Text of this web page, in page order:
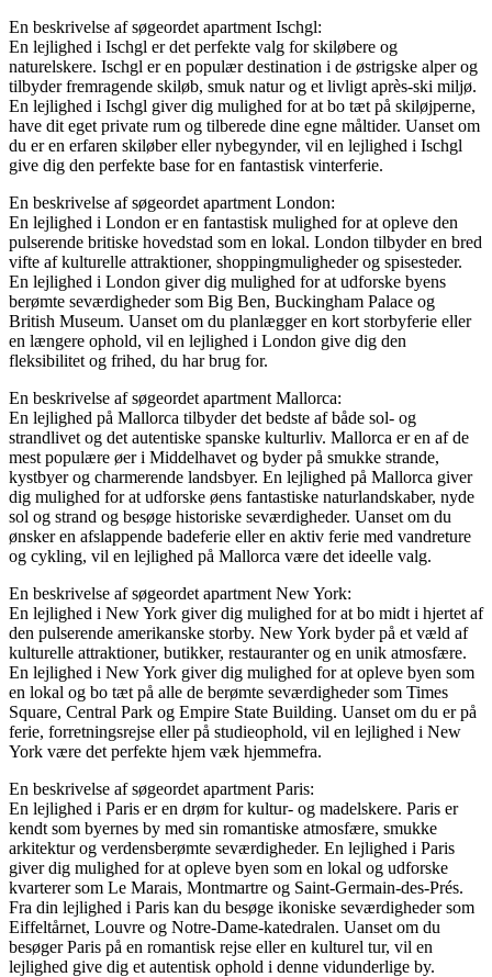
En beskrivelse af søgeordet apartment Ischgl:
En lejlighed i Ischgl er det perfekte valg for skiløbere og
naturelskere. Ischgl er en populær destination i de østrigske alper og
tilbyder fremragende skiløb, smuk natur og et livligt après-ski miljø.
En lejlighed i Ischgl giver dig mulighed for at bo tæt på skiløjperne,
have dit eget private rum og tilberede dine egne måltider. Uanset om
du er en erfaren skiløber eller nybegynder, vil en lejlighed i Ischgl
give dig den perfekte base for en fantastisk vinterferie.
En beskrivelse af søgeordet apartment London:
En lejlighed i London er en fantastisk mulighed for at opleve den
pulserende britiske hovedstad som en lokal. London tilbyder en bred
vifte af kulturelle attraktioner, shoppingmuligheder og spisesteder.
En lejlighed i London giver dig mulighed for at udforske byens
berømte seværdigheder som Big Ben, Buckingham Palace og
British Museum. Uanset om du planlægger en kort storbyferie eller
en længere ophold, vil en lejlighed i London give dig den
fleksibilitet og frihed, du har brug for.
En beskrivelse af søgeordet apartment Mallorca:
En lejlighed på Mallorca tilbyder det bedste af både sol- og
strandlivet og det autentiske spanske kulturliv. Mallorca er en af de
mest populære øer i Middelhavet og byder på smukke strande,
kystbyer og charmerende landsbyer. En lejlighed på Mallorca giver
dig mulighed for at udforske øens fantastiske naturlandskaber, nyde
sol og strand og besøge historiske seværdigheder. Uanset om du
ønsker en afslappende badeferie eller en aktiv ferie med vandreture
og cykling, vil en lejlighed på Mallorca være det ideelle valg.
En beskrivelse af søgeordet apartment New York:
En lejlighed i New York giver dig mulighed for at bo midt i hjertet af
den pulserende amerikanske storby. New York byder på et væld af
kulturelle attraktioner, butikker, restauranter og en unik atmosfære.
En lejlighed i New York giver dig mulighed for at opleve byen som
en lokal og bo tæt på alle de berømte seværdigheder som Times
Square, Central Park og Empire State Building. Uanset om du er på
ferie, forretningsrejse eller på studieophold, vil en lejlighed i New
York være det perfekte hjem væk hjemmefra.
En beskrivelse af søgeordet apartment Paris:
En lejlighed i Paris er en drøm for kultur- og madelskere. Paris er
kendt som byernes by med sin romantiske atmosfære, smukke
arkitektur og verdensberømte seværdigheder. En lejlighed i Paris
giver dig mulighed for at opleve byen som en lokal og udforske
kvarterer som Le Marais, Montmartre og Saint-Germain-des-Prés.
Fra din lejlighed i Paris kan du besøge ikoniske seværdigheder som
Eiffeltårnet, Louvre og Notre-Dame-katedralen. Uanset om du
besøger Paris på en romantisk rejse eller en kulturel tur, vil en
lejlighed give dig et autentisk ophold i denne vidunderlige by.